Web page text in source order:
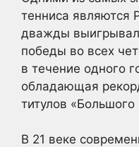
тенниса являются
дважды
победы во всех
в течение одного
обладающая
титулов
В 21 веке